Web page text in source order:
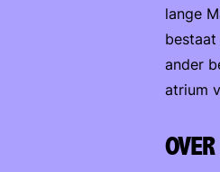
lange
ander
atrium